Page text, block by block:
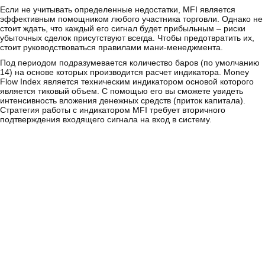
Если не учитывать определенные недостатки, MFI является
эффективным помощником любого участника торговли. Однако не
стоит ждать, что каждый его сигнал будет прибыльным – риски
убыточных сделок присутствуют всегда. Чтобы предотвратить их,
стоит руководствоваться правилами мани-менеджмента.
Под периодом подразумевается количество баров (по умолчанию
14) на основе которых производится расчет индикатора. Money
Flow Index является техническим индикатором основой которого
является тиковый объем. С помощью его вы сможете увидеть
интенсивность вложения денежных средств (приток капитала).
Стратегия работы с индикатором MFI требует вторичного
подтверждения входящего сигнала на вход в систему.